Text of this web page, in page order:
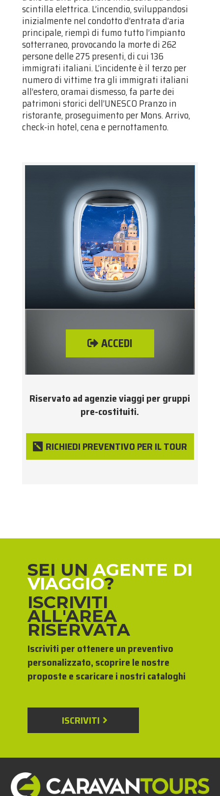
scintilla elettrica. L’incendio, sviluppandosi
inizialmente nel condotto d’entrata d’aria
principale, riempì di fumo tutto l’impianto
sotterraneo, provocando la morte di 262
persone delle 275 presenti, di cui 136
immigrati italiani. L’incidente è il terzo per
numero di vittime tra gli immigrati italiani
all’estero, oramai dismesso, fa parte dei
patrimoni storici dell’UNESCO Pranzo in
ristorante, proseguimento per Mons. Arrivo,
check-in hotel, cena e pernottamento.
ACCEDI
Riservato ad agenzie viaggi per gruppi
pre-costituiti.
RICHIEDI PREVENTIVO PER IL TOUR
SEI UN AGENTE DI
VIAGGIO?
ISCRIVITI
ALL'AREA
RISERVATA
Iscriviti per ottenere un preventivo
personalizzato, scoprire le nostre
proposte e scaricare i nostri cataloghi
ISCRIVITI